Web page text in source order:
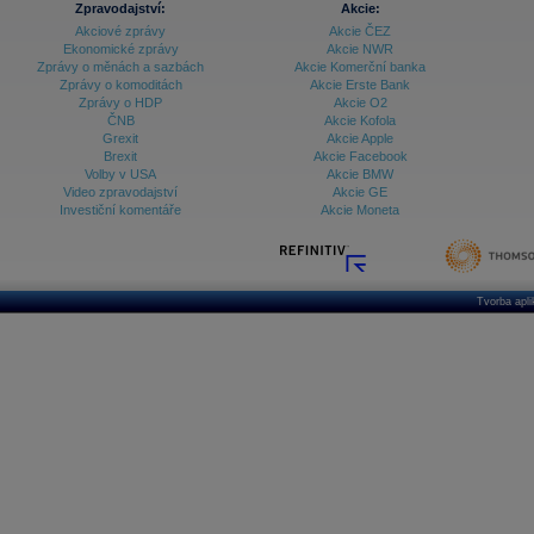
Archiv - Vývoj české koruny
Archiv analýz - Makroukazatele
Ceny průmyslových výrobců - Data a prognózy
Ceny průmyslových výrobců - Graf (ČR)
Ceny průmyslových výrobců - Kalendář (ČR)
Ceny průmyslových výrobců - Zpravodajství
Databanka - Ceny
Zpravodajství:
Akciové zprávy
Ekonomické zprávy
Zprávy o měnách a sazbách
Zprávy o komoditách
Zprávy o HDP
ČNB
Grexit
Brexit
Volby v USA
Video zpravodajství
Investiční komentáře
Akcie:
Akcie ČEZ
Akcie NWR
Akcie Komerční banka
Akcie Erste Bank
Akcie O2
Akcie Kofola
Akcie Apple
Akcie Facebook
Akcie BMW
Akcie GE
Akcie Moneta
Tvorba